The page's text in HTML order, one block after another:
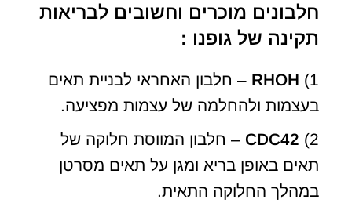
חלבונים מוכרים וחשובים לבריאות
תקינה של גופנו :
1)
RHOH – חלבון האחראי לבניית תאים
בעצמות ולהחלמה של עצמות מפציעה.
2)
CDC42 – חלבון המווסת חלוקה של
תאים באופן בריא ומגן על תאים מסרטן
במהלך החלוקה התאית.